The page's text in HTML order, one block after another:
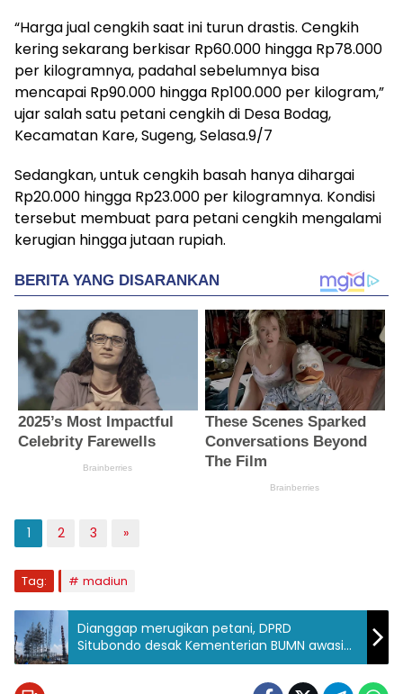
“Harga jual cengkih saat ini turun drastis. Cengkih
kering sekarang berkisar Rp60.000 hingga Rp78.000
per kilogramnya, padahal sebelumnya bisa
mencapai Rp90.000 hingga Rp100.000 per kilogram,”
ujar salah satu petani cengkih di Desa Bodag,
Kecamatan Kare, Sugeng, Selasa.9/7
Sedangkan, untuk cengkih basah hanya dihargai
Rp20.000 hingga Rp23.000 per kilogramnya. Kondisi
tersebut membuat para petani cengkih mengalami
kerugian hingga jutaan rupiah.
1 2 3 »
Tag: madiun
Dianggap merugikan petani, DPRD
Situbondo desak Kementerian BUMN awasi
PG Assembagoes